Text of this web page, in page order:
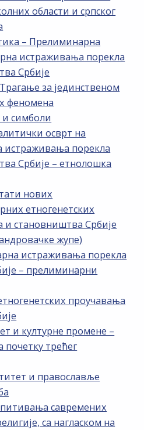
области и српског
– Прелиминарна
истраживања порекла
Србије
за јединственом
феномена
симболи
осврт на
истраживања порекла
Србије – етнолошка
нових
етногенетских
становништва Србије
жупе)
истраживања порекла
– прелиминарни
проучавања
и културне промене –
трећег
и православље
савремених
са нагласком на